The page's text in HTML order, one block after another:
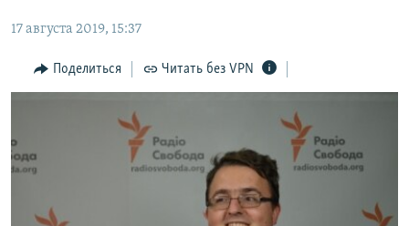
главной
навигации
Вернутся
11 ЛЕТ ОККУПАЦИИ КРЫМА. 11 ИСТОРИЙ СОПРОТИВЛЕНИЯ
ЕЩЕ
ИНТЕРАКТИВ
ТЕЛЕПРОЕКТ КРЫМ.РЕАЛИИ
СОВЕТЫ ПРАВОЗАЩИТНИКОВ
РАДІО СВОБОДА
Українською
17 августа 2019, 15:37
Поделиться Читать без VPN